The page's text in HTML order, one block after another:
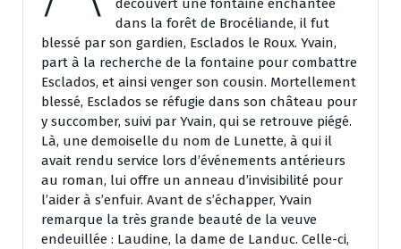
découvert une fontaine enchantée
dans la forêt de Brocéliande, il fut
blessé par son gardien, Esclados le Roux. Yvain,
part à la recherche de la fontaine pour combattre
Esclados, et ainsi venger son cousin. Mortellement
blessé, Esclados se réfugie dans son château pour
y succomber, suivi par Yvain, qui se retrouve piégé.
Là, une demoiselle du nom de Lunette, à qui il
avait rendu service lors d’événements antérieurs
au roman, lui offre un anneau d’invisibilité pour
l’aider à s’enfuir. Avant de s’échapper, Yvain
remarque la très grande beauté de la veuve
endeuillée : Laudine, la dame de Landuc. Celle-ci,